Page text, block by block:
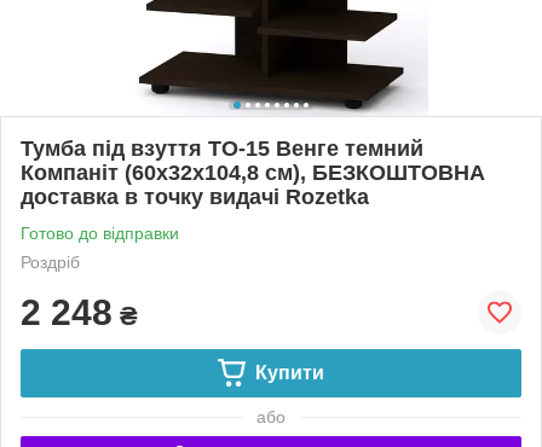
Тумба під взуття ТО-15 Венге темний
Компаніт (60х32х104,8 см), БЕЗКОШТОВНА
доставка в точку видачі Rozetka
Готово до відправки
Роздріб
2 248 ₴
Купити
або